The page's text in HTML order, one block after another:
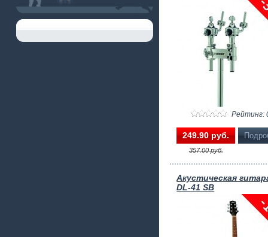
Рейтинг:
249.90 pуб.
357.00 pуб.
Акустическая
DL-41 SB